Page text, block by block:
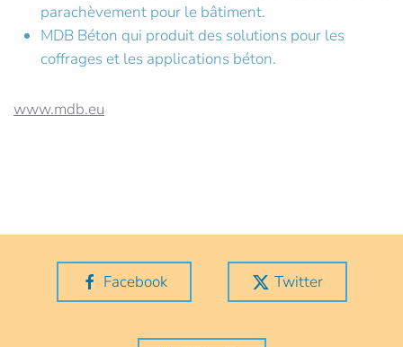
parachèvement pour le bâtiment.
MDB Béton qui produit des solutions pour les
coffrages et les applications béton.
www.mdb.eu
Facebook Twitter